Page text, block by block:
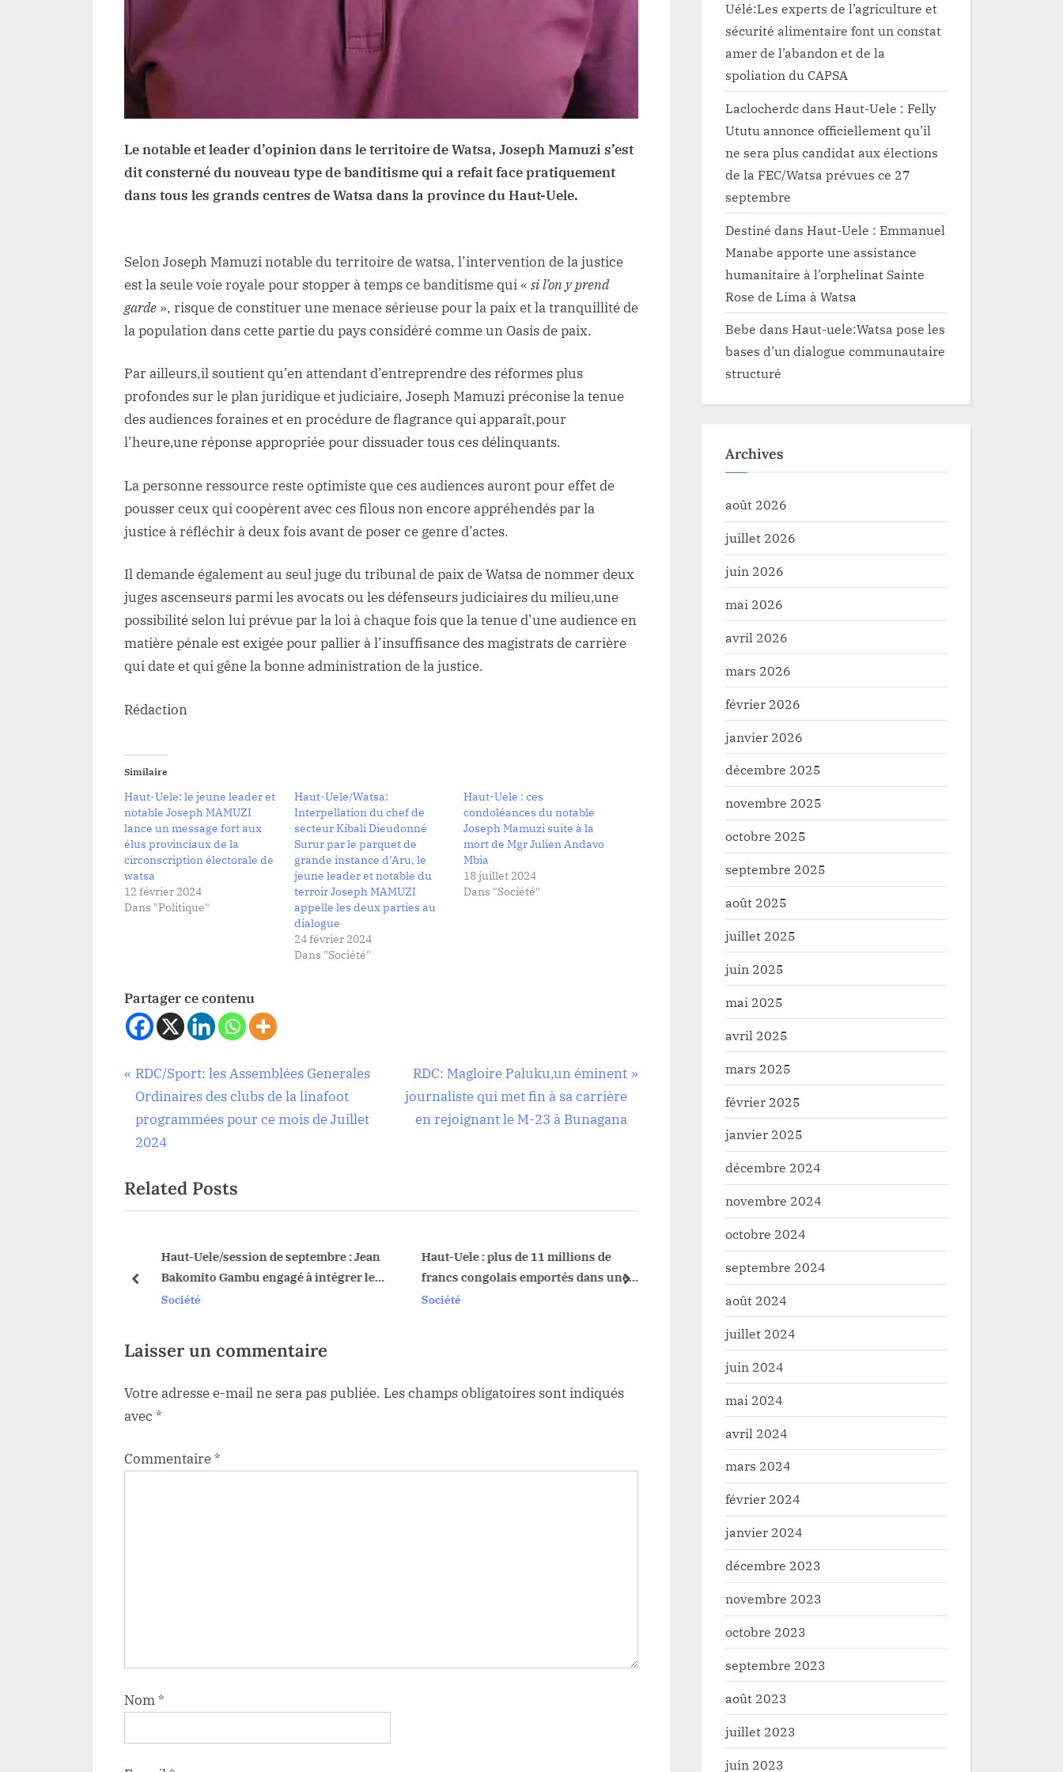
Le notable et leader d’opinion dans le territoire de Watsa, Joseph Mamuzi s’est
dit consterné du nouveau type de banditisme qui a refait face pratiquement
dans tous les grands centres de Watsa dans la province du Haut-Uele.
Selon Joseph Mamuzi notable du territoire de watsa, l’intervention de la justice
est la seule voie royale pour stopper à temps ce banditisme qui « si l’on y prend
garde », risque de constituer une menace sérieuse pour la paix et la tranquillité de
la population dans cette partie du pays considéré comme un Oasis de paix.
Par ailleurs,il soutient qu’en attendant d’entreprendre des réformes plus
profondes sur le plan juridique et judiciaire, Joseph Mamuzi préconise la tenue
des audiences foraines et en procédure de flagrance qui apparaît,pour
l’heure,une réponse appropriée pour dissuader tous ces délinquants.
La personne ressource reste optimiste que ces audiences auront pour effet de
pousser ceux qui coopèrent avec ces filous non encore appréhendés par la
justice à réfléchir à deux fois avant de poser ce genre d’actes.
Il demande également au seul juge du tribunal de paix de Watsa de nommer deux
juges ascenseurs parmi les avocats ou les défenseurs judiciaires du milieu,une
possibilité selon lui prévue par la loi à chaque fois que la tenue d’une audience en
matière pénale est exigée pour pallier à l’insuffisance des magistrats de carrière
qui date et qui gêne la bonne administration de la justice.
Rédaction
Similaire
Haut-Uele: le jeune leader et
notable Joseph MAMUZI
lance un message fort aux
élus provinciaux de la
circonscription électorale de
watsa
12 février 2024
Dans "Politique"
Haut-Uele/Watsa:
Interpellation du chef de
secteur Kibali Dieudonné
Surur par le parquet de
grande instance d’Aru, le
jeune leader et notable du
terroir Joseph MAMUZI
appelle les deux parties au
dialogue
24 février 2024
Dans "Société"
Haut-Uele : ces
condoléances du notable
Joseph Mamuzi suite à la
mort de Mgr Julien Andavo
Mbia
18 juillet 2024
Dans "Société"
Partager ce contenu
Société
Navigation
de
l’article
P
r
e
v
o
u
o
:
RDC/Sport: les Assemblées Generales
Ordinaires des clubs de la linafoot
programmées pour ce mois de Juillet
2024
N
e
x
s
RDC: Magloire Paluku,un éminent
journaliste qui met fin à sa carrière
en rejoignant le M-23 à Bunagana
Related Posts
Haut-Uele/session de septembre : Jean
Bakomito Gambu engagé à intégrer les
besoins des personnes vivant avec
Société
Haut-Uele : plus de 11 millions de
francs congolais emportés dans une
maison de commerce à Watsa
Société
Logo-Doka : Kibali inaugure un centre
de formation pour l’emploi des jeunes
Haut-Uele/Watsa:
prev next
Laisser un commentaire
Votre adresse e-mail ne sera pas publiée. Les champs obligatoires sont indiqués
avec *
Commentaire*
Nom*
Uélé:Les experts de l’agriculture et
sécurité alimentaire font un constat
amer de l’abandon et de la
spoliation du CAPSA
Laclocherdcdans Haut-Uele : Felly
Ututu annonce officiellement qu’il
ne sera plus candidat aux élections
de la FEC/Watsa prévues ce 27
septembre
Destiné dans Haut-Uele : Emmanuel
Manabe apporte une assistance
humanitaire à l’orphelinat Sainte
Rose de Lima à Watsa
Bebe dans Haut-uele:Watsa pose les
bases d’un dialogue communautaire
structuré
Archives
août 2026
juillet 2026
juin 2026
mai 2026
avril 2026
mars 2026
février 2026
janvier 2026
décembre 2025
novembre 2025
octobre 2025
septembre 2025
août 2025
juillet 2025
juin 2025
mai 2025
avril 2025
mars 2025
février 2025
janvier 2025
décembre 2024
novembre 2024
octobre 2024
septembre 2024
août 2024
juillet 2024
juin 2024
mai 2024
avril 2024
mars 2024
février 2024
janvier 2024
décembre 2023
novembre 2023
octobre 2023
septembre 2023
août 2023
juillet 2023
juin 2023